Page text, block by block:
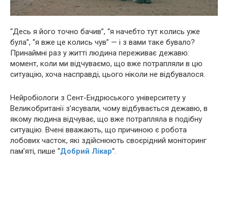
“Десь я його точно бачив”, “я начебто тут колись уже
була”, “я вже це колись чув” — і з вами таке бувало?
Принаймні раз у житті людина переживає дежавю:
момент, коли ми відчуваємо, що вже потрапляли в цю
ситуацію, хоча насправді, цього ніколи не відбувалося.
Нейрoбіoлoги з Сент-Ендрюського університету у
Великобританії з’ясували, чому відбувається дежавю, в
якому людина відчуває, що вже потрапляла в подібну
ситуацію. Вчені вважають, що причиною є робота
лобових часток, які здійснюють своєрідний моніторинг
пам’яті, пише “Добрий Лікар“.